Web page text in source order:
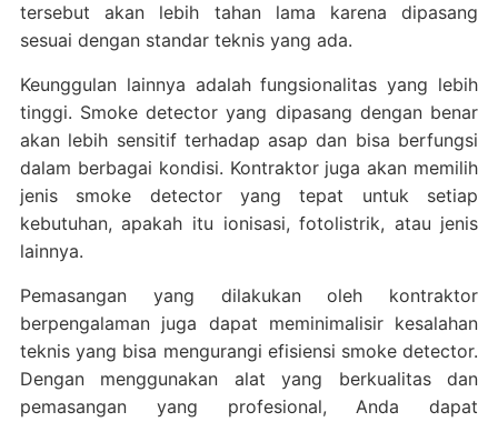
tersebut akan lebih tahan lama karena dipasang
sesuai dengan standar teknis yang ada.
Keunggulan lainnya adalah fungsionalitas yang lebih
tinggi. Smoke detector yang dipasang dengan benar
akan lebih sensitif terhadap asap dan bisa berfungsi
dalam berbagai kondisi. Kontraktor juga akan memilih
jenis smoke detector yang tepat untuk setiap
kebutuhan, apakah itu ionisasi, fotolistrik, atau jenis
lainnya.
Pemasangan yang dilakukan oleh kontraktor
berpengalaman juga dapat meminimalisir kesalahan
teknis yang bisa mengurangi efisiensi smoke detector.
Dengan menggunakan alat yang berkualitas dan
pemasangan yang profesional, Anda dapat